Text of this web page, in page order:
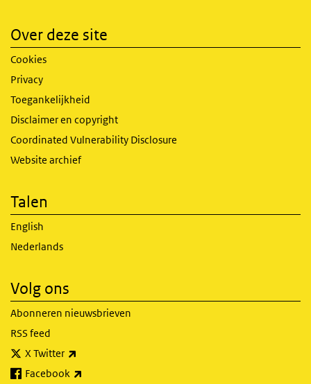
Over deze site
Cookies
Privacy
Toegankelijkheid
Disclaimer en copyright
Coordinated Vulnerability Disclosure
Website archief
Talen
English
Nederlands
Volg ons
Abonneren nieuwsbrieven
RSS feed
X Twitter
Facebook